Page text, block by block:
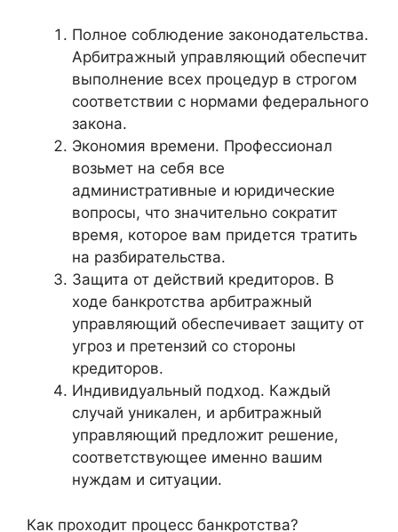
Полное соблюдение законодательства.
Арбитражный управляющий обеспечит
выполнение всех процедур в строгом
соответствии с нормами федерального
закона.
Экономия времени. Профессионал
возьмет на себя все
административные и юридические
вопросы, что значительно сократит
время, которое вам придется тратить
на разбирательства.
Защита от действий кредиторов. В
ходе банкротства арбитражный
управляющий обеспечивает защиту от
угроз и претензий со стороны
кредиторов.
Индивидуальный подход. Каждый
случай уникален, и арбитражный
управляющий предложит решение,
соответствующее именно вашим
нуждам и ситуации.
Как проходит процесс банкротства?